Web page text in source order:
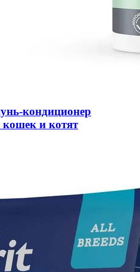
кондиционер
и котят